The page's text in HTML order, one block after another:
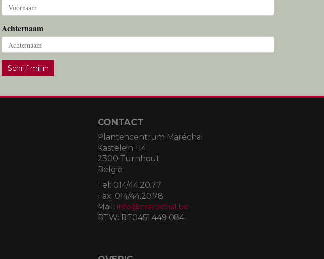
Achternaam
Schrijf mij in
CONTACT
Plantencentrum Maréchal
Kastelein 114
2300 Turnhout
België
Tel: 014/44.20.77
Fax: 014/44.20.78
Mail: info@marechal.be
BTW: BE0451 449 084